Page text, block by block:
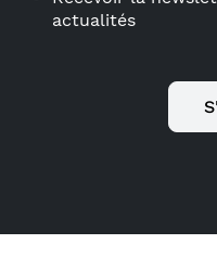
actualités